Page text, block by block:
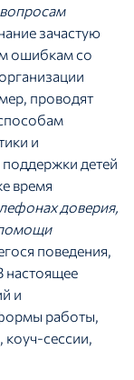
зачастую
ошибкам со
проводят
и
детей
время
доверия,
поведения,
настоящее
и
работы,
коуч-сессии,